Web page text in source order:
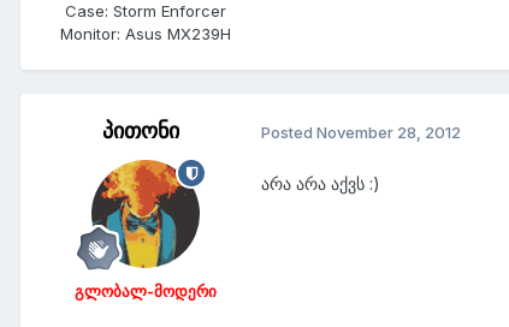
Case: Storm Enforcer
Monitor: Asus MX239H
პითონი
გლობალ-მოდერი
Posted November 28, 2012
არა არა აქვს :)